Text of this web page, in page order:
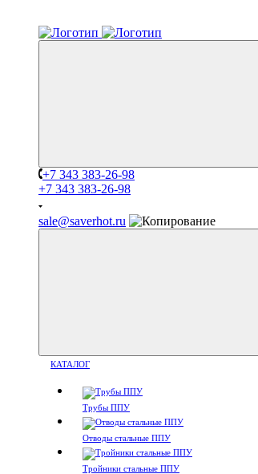
+7 343 383-26-98
+7 343 383-26-98
sale@saverhot.ru
КАТАЛОГ
Трубы ППУ
Отводы стальные ППУ
Тройники стальные ППУ